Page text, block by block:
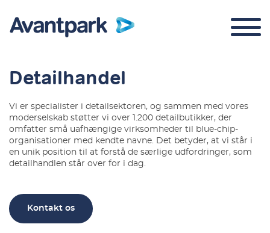
Detailhandel
Vi er specialister i detailsektoren, og sammen med vores
moderselskab støtter vi over 1.200 detailbutikker, der
omfatter små uafhængige virksomheder til blue-chip-
organisationer med kendte navne. Det betyder, at vi står i
en unik position til at forstå de særlige udfordringer, som
detailhandlen står over for i dag.
Kontakt os
Parkeringskontrol
Om os
Login